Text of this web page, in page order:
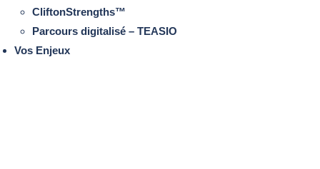
CliftonStrengths™
Parcours digitalisé – TEASIO
Vos Enjeux